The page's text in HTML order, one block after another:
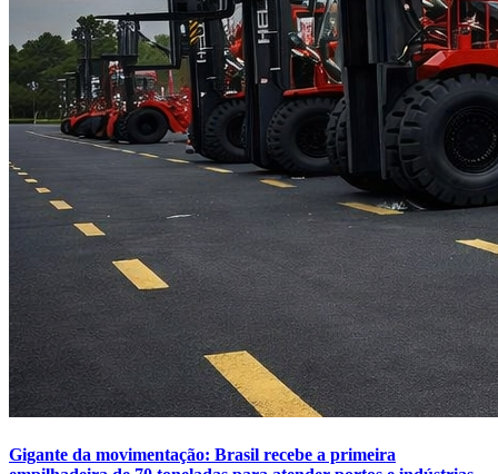
Gigante da movimentação: Brasil recebe a primeira